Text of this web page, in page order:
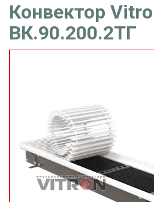
Конвектор
ВК.90.200.2ТГ